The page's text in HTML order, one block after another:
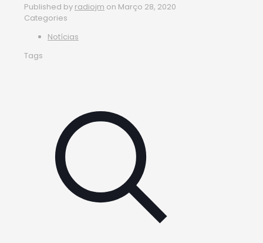
Published by radiojm on Março 28, 2020
Categories
Notícias
Tags